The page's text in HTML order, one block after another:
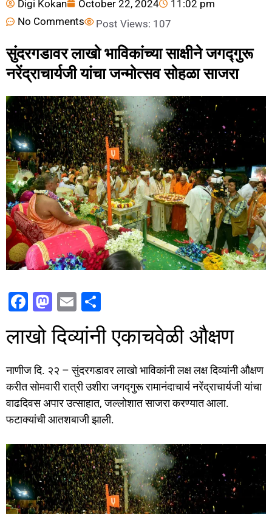
Digi Kokan October 22, 2024
11:02 pm
No Comments
Post Views: 107
सुंदरगडावर लाखो भाविकांच्या साक्षीने जगद्गुरू
नरेंद्राचार्यजी यांचा जन्मोत्सव सोहळा साजरा
F
a
c
e
b
o
o
M
a
st
d
o
n
E
m
ai
l
h
ar
लाखो दिव्यांनी एकाचवेळी औक्षण
नाणीज दि. २२ – सुंदरगडावर लाखो भाविकांनी लक्ष लक्ष दिव्यांनी औक्षण
करीत सोमवारी रात्री उशीरा जगद्गुरू रामानंदाचार्य नरेंद्राचार्यजी यांचा
वाढदिवस अपार उत्साहात, जल्लोशात साजरा करण्यात आला.
फटाक्यांची आतशबाजी झाली.